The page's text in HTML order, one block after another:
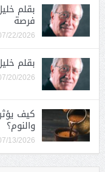
بقلم
فرصة
22/2026
بقلم
20/2026
كيف
والنوم؟
13/2026